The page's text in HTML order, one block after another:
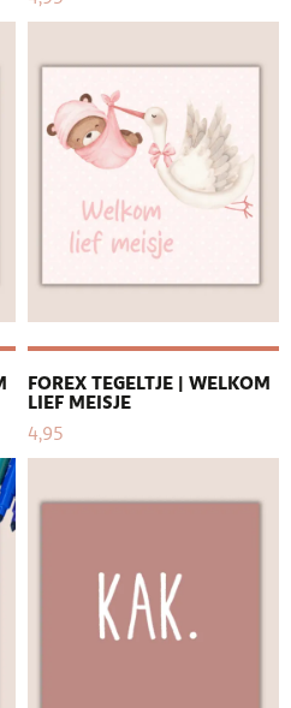
FOREX TEGELTJE | WELKOM
LIEF MEISJE
4,95